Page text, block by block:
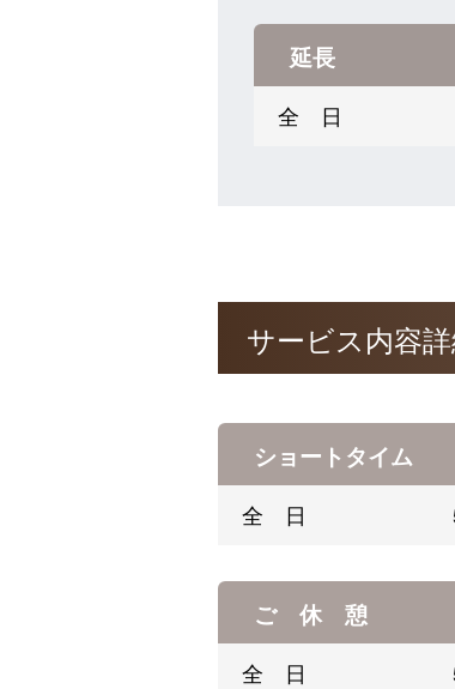
延長
全 日
サービス内容
ショートタイム
全 日
ご 休 憩
全 日